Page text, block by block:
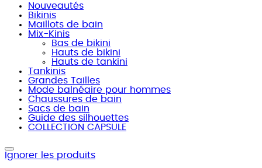
Nouveautés
Bikinis
Maillots de bain
Mix-Kinis
Bas de bikini
Hauts de bikini
Hauts de tankini
Tankinis
Grandes Tailles
Mode balnéaire pour hommes
Chaussures de bain
Sacs de bain
Guide des silhouettes
COLLECTION CAPSULE
Ignorer les produits